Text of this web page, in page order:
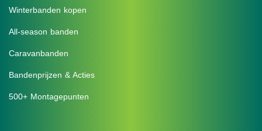
Winterbanden kopen
All-season banden
Caravanbanden
Bandenprijzen & Acties
500+ Montagepunten